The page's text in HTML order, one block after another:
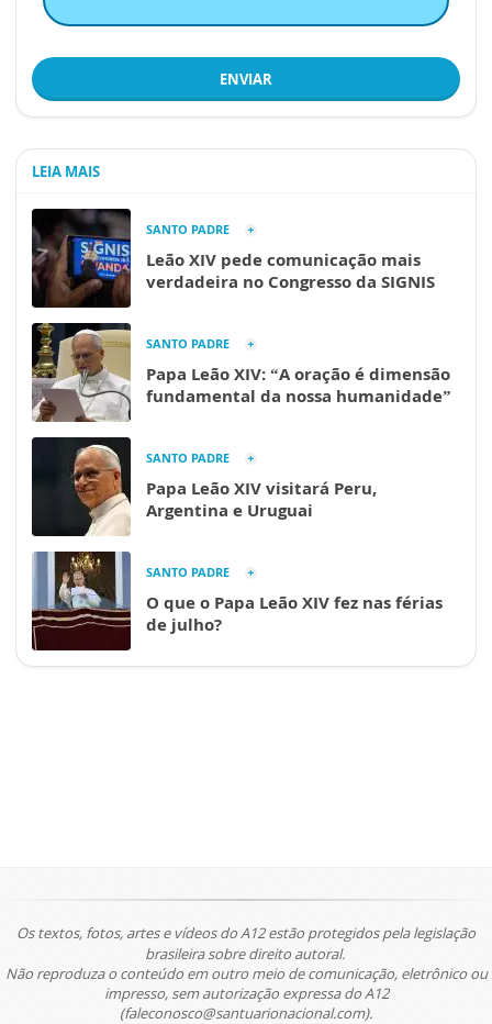
ENVIAR
LEIA MAIS
SANTO PADRE
Leão XIV pede comunicação mais
verdadeira no Congresso da SIGNIS
SANTO PADRE
Papa Leão XIV: “A oração é dimensão
fundamental da nossa humanidade”
SANTO PADRE
Papa Leão XIV visitará Peru,
Argentina e Uruguai
SANTO PADRE
O que o Papa Leão XIV fez nas férias
de julho?
Os textos, fotos, artes e vídeos do A12 estão protegidos pela legislação
brasileira sobre direito autoral.
Não reproduza o conteúdo em outro meio de comunicação, eletrônico ou
impresso, sem autorização expressa do A12
(faleconosco@santuarionacional.com).